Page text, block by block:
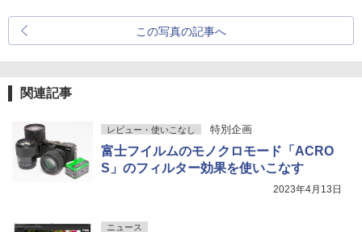
この写真の記事へ
関連記事
レビュー・使いこなし 特別企画
富士フイルムのモノクロモード「ACRO
S」のフィルター効果を使いこなす
2023年4月13日
ニュース